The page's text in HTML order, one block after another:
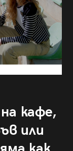
кафе,
или